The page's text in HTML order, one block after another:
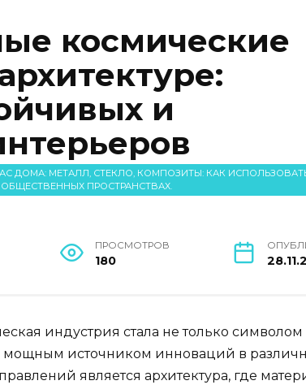
космические
и
ДОМА: МЕТАЛЛ, СТЕКЛО, КОМПОЗИТЫ: КАК
ПРОСТРАНСТВАХ.
ПРОСМОТРОВ
180
индустрия стала не только символом
мощным источником инноваций в
является архитектура, где